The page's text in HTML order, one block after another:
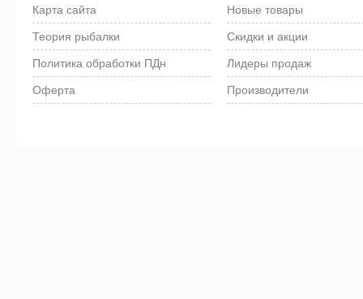
Карта сайта
Теория рыбалки
Политика обработки ПДн
Оферта
Новые товары
Скидки и акции
Лидеры продаж
Производители